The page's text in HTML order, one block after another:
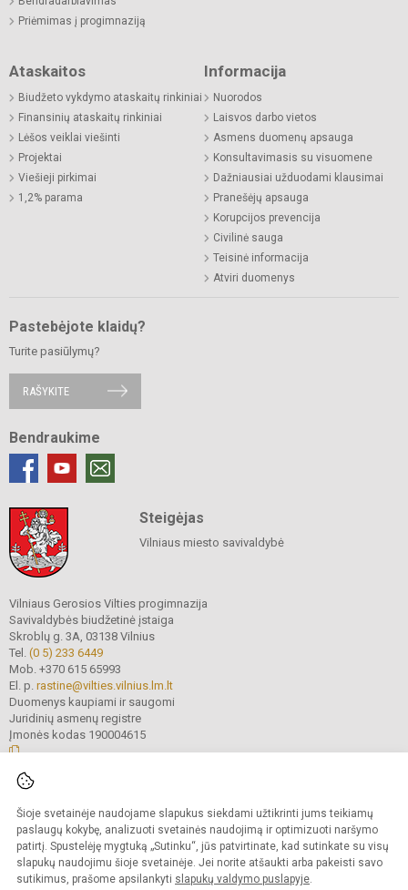
Šioje svetainėje naudojame slapukus siekdami užtikrinti jums teikiamų
paslaugų kokybę, analizuoti svetainės naudojimą ir optimizuoti naršymo
patirtį. Spustelėję mygtuką „Sutinku“, jūs patvirtinate, kad sutinkate su visų
slapukų naudojimu šioje svetainėje. Jei norite atšaukti arba pakeisti savo
sutikimus, prašome apsilankyti slapukų valdymo puslapyje.
Priėmimas į progimnaziją
Ataskaitos
Biudžeto vykdymo ataskaitų rinkiniai
Finansinių ataskaitų rinkiniai
Lėšos veiklai viešinti
Projektai
Viešieji pirkimai
1,2% parama
Informacija
Nuorodos
Laisvos darbo vietos
Asmens duomenų apsauga
Konsultavimasis su visuomene
Dažniausiai užduodami klausimai
Pranešėjų apsauga
Korupcijos prevencija
Civilinė sauga
Teisinė informacija
Atviri duomenys
Pastebėjote klaidų?
Turite pasiūlymų?
RAŠYKITE
Bendraukime
Steigėjas
Vilniaus miesto savivaldybė
Vilniaus Gerosios Vilties progimnazija
Savivaldybės biudžetinė įstaiga
Skroblų g. 3A, 03138 Vilnius
Tel. (0 5) 233 6449
Mob. +370 615 65993
El. p. rastine@vilties.vilnius.lm.lt
Duomenys kaupiami ir saugomi
Juridinių asmenų registre
Įmonės kodas 190004615
Kopijuoti turinį be raštiško progimnazijos administracijos sutikimo griežtai
draudžiama.
Prieinamumo paraiška Slapukų valdymas
Sumanus būdas atnaujinti